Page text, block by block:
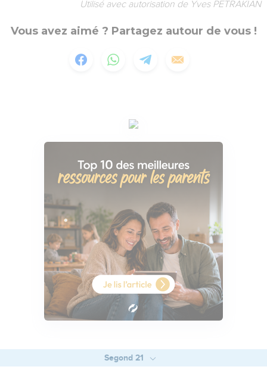
Utilisé avec autorisation de Yves PETRAKIAN
Vous avez aimé ? Partagez autour de vous !
Segond 21